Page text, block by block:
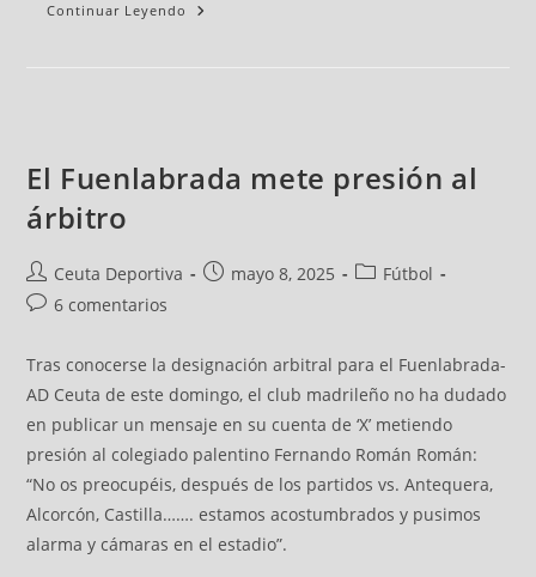
Continuar Leyendo
El Fuenlabrada mete presión al
árbitro
Ceuta Deportiva mayo 8, 2025
Fútbol
6 comentarios
Tras conocerse la designación arbitral para el Fuenlabrada-
AD Ceuta de este domingo, el club madrileño no ha dudado
en publicar un mensaje en su cuenta de ‘X’ metiendo
presión al colegiado palentino Fernando Román Román:
“No os preocupéis, después de los partidos vs. Antequera,
Alcorcón, Castilla……. estamos acostumbrados y pusimos
alarma y cámaras en el estadio”.